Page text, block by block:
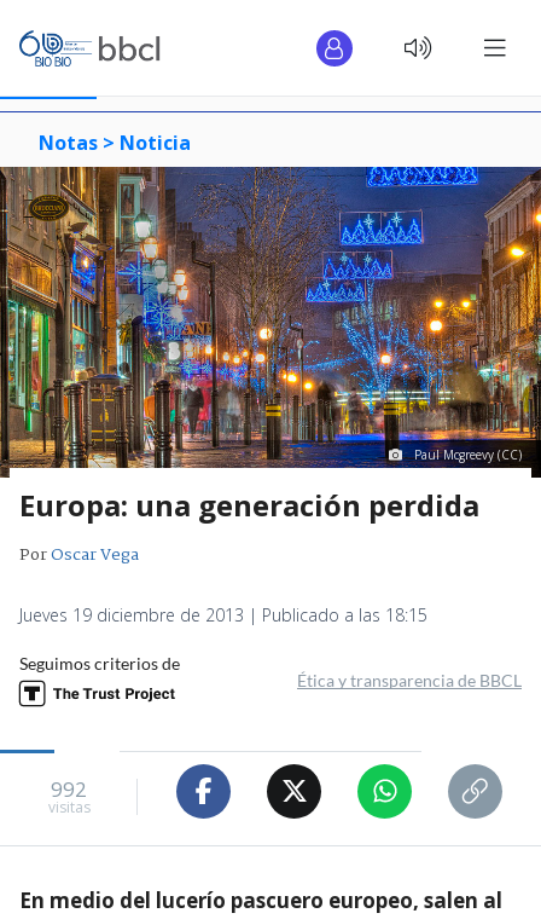
Notas > Noticia
Paul Mcgreevy (CC)
Europa: una generación perdida
PorOscar Vega
Jueves 19 diciembre de 2013 | Publicado a las 18:15
Seguimos criterios de
Ética y transparencia de BBCL
992
visitas
En medio del lucerío pascuero europeo, salen al